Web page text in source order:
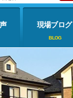
現場ブログ